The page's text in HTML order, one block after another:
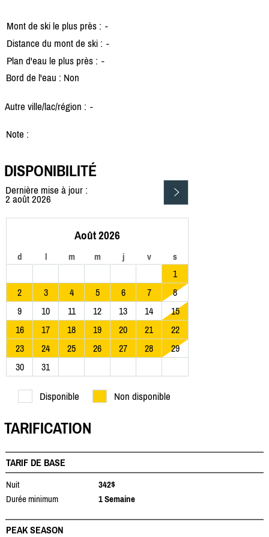
Mont de ski le plus près : -
Distance du mont de ski : -
Plan d'eau le plus près : -
Bord de l'eau : Non
Autre ville/lac/région : -
Note :
DISPONIBILITÉ
Dernière mise à jour :
2 août 2026
Août 2026
d l m m j v s
1
2
3 4 5 6 7
8
9
10 11 12 13 14
15
16
17 18 19 20 21
22
23
24 25 26 27 28
29
30
31
Disponible Non disponible
TARIFICATION
TARIF DE BASE
Nuit
342$
Durée minimum
1 Semaine
PEAK SEASON